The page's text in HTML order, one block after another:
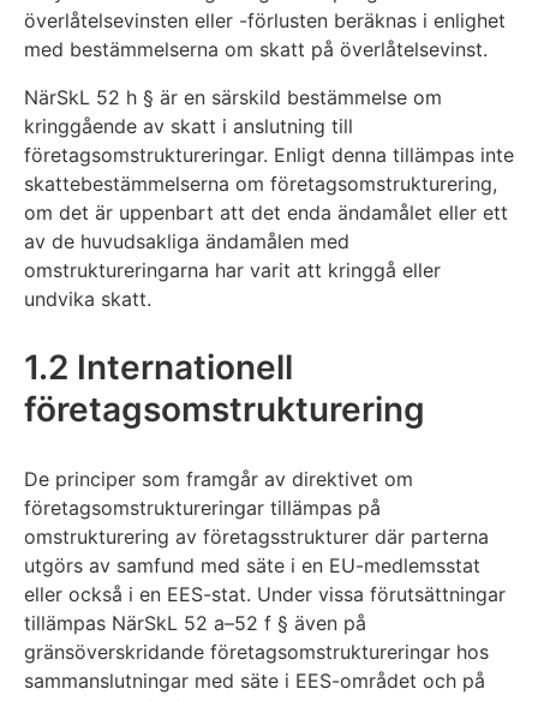
överlåtelsevinsten eller -förlusten beräknas i enlighet
med bestämmelserna om skatt på överlåtelsevinst.
NärSkL 52 h § är en särskild bestämmelse om
kringgående av skatt i anslutning till
företagsomstruktureringar. Enligt denna tillämpas inte
skattebestämmelserna om företagsomstrukturering,
om det är uppenbart att det enda ändamålet eller ett
av de huvudsakliga ändamålen med
omstruktureringarna har varit att kringgå eller
undvika skatt.
1.2 Internationell
företagsomstrukturering
De principer som framgår av direktivet om
företagsomstruktureringar tillämpas på
omstrukturering av företagsstrukturer där parterna
utgörs av samfund med säte i en EU-medlemsstat
eller också i en EES-stat. Under vissa förutsättningar
tillämpas NärSkL 52 a–52 f § även på
gränsöverskridande företagsomstruktureringar hos
sammanslutningar med säte i EES-området och på